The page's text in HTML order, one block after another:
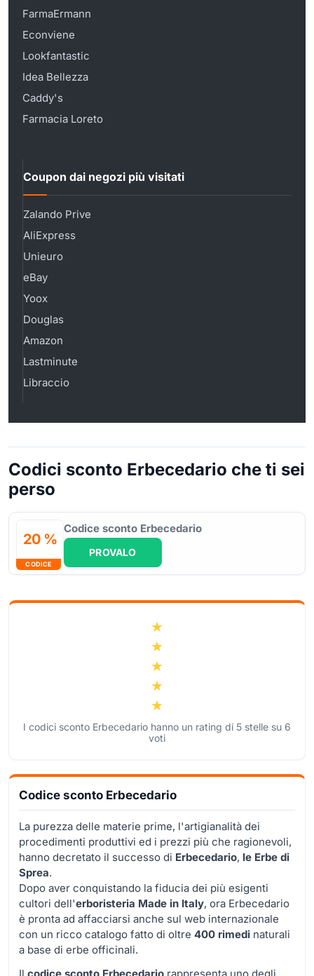
FarmaErmann
Econviene
Lookfantastic
Idea Bellezza
Caddy's
Farmacia Loreto
Coupon dai negozi più visitati
Zalando Prive
AliExpress
Unieuro
eBay
Yoox
Douglas
Amazon
Lastminute
Libraccio
Codici sconto Erbecedario che ti sei
perso
20 %
CODICE
Codice sconto Erbecedario
PROVALO
I codici sconto Erbecedario hanno un rating di 5 stelle su 6
voti
Codice sconto Erbecedario
La purezza delle materie prime, l'artigianalità dei
procedimenti produttivi ed i prezzi più che ragionevoli,
hanno decretato il successo di Erbecedario, le Erbe di
Sprea.
Dopo aver conquistando la fiducia dei più esigenti
cultori dell'erboristeria Made in Italy, ora Erbecedario
è pronta ad affacciarsi anche sul web internazionale
con un ricco catalogo fatto di oltre 400 rimedi naturali
a base di erbe officinali.
Il codice sconto Erbecedario rappresenta uno degli